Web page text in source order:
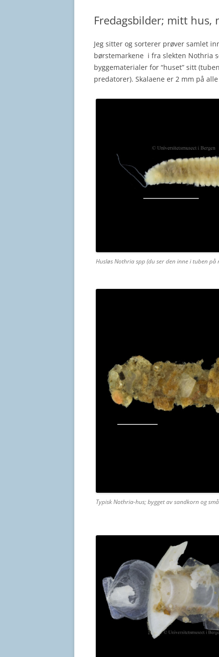
Fredagsbilder; mitt hus,
Jeg sitter og sorterer prøver samlet
børstemarkene i fra slekten Nothria
byggematerialer for “huset” sitt
predatorer). Skalaene er 2 mm på
Husløs Nothria spp (du ser den inne i tuben på
Typisk Nothria-hus; bygget av sandkorn og